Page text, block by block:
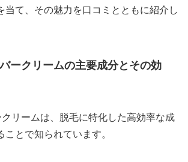
当て、その魅力を口コミとともに紹介し
ークリームの主要成分とその効
リームは、脱毛に特化した高効率な成
とで知られています。